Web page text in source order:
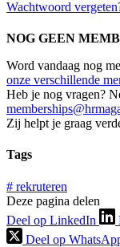
Wachtwoord
NOG GEEN
Word vandaag nog
onze verschillende
Heb je nog vragen?
Zij helpt je graag
Tags
# rekruteren
Deze pagina delen
Deel op LinkedIn
Deel op